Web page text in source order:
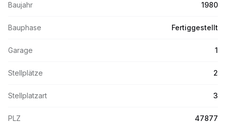
Baujahr 1980
Bauphase Fertiggestellt
Garage 1
Stellplätze 2
Stellplatzart 3
PLZ 47877